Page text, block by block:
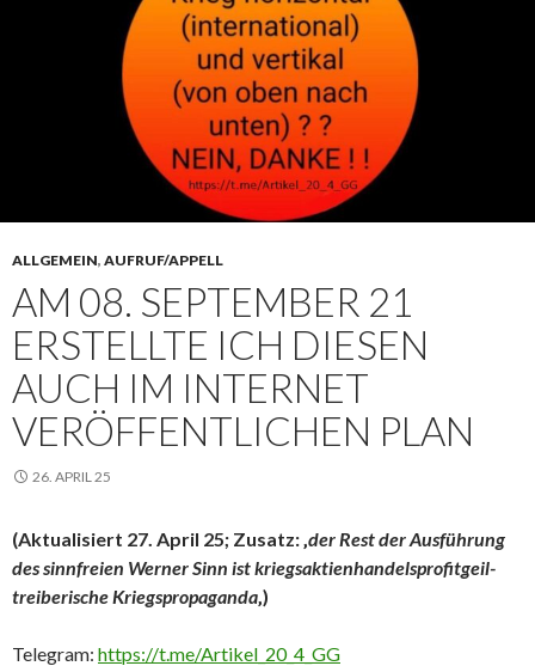
ALLGEMEIN, AUFRUF/APPELL
AM 08. SEPTEMBER 21
ERSTELLTE ICH DIESEN
AUCH IM INTERNET
VERÖFFENTLICHEN PLAN
26. APRIL 25
(Aktualisiert 27. April 25; Zusatz: ‚der Rest der Ausführung
des sinnfreien Werner Sinn ist kriegsaktienhandelsprofitgeil-
treiberische Kriegspropaganda‚)
Telegram: https://t.me/Artikel_20_4_GG